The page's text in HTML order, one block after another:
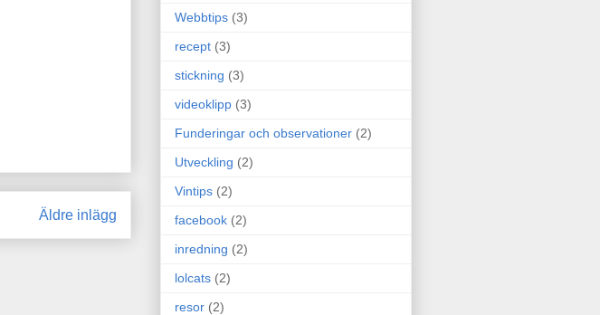
Äldre inlägg
Webbtips (3)
recept (3)
stickning (3)
videoklipp (3)
Funderingar och observationer (2)
Utveckling (2)
Vintips (2)
facebook (2)
inredning (2)
lolcats (2)
resor (2)